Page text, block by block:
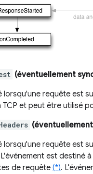
(éventuellement
lorsqu'une requête est
TCP et peut être utilisé
lorsqu'une requête est
est destiné
de requête(*).